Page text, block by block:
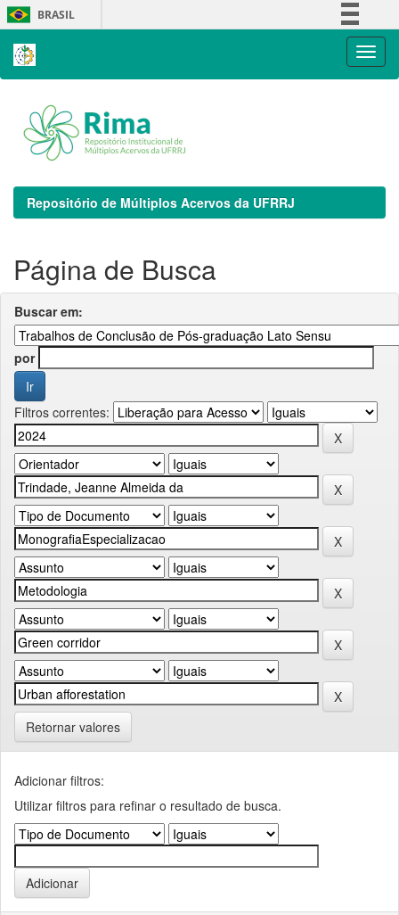
Skip
navigation
BRASIL
Repositório de Múltiplos Acervos da UFRRJ
Página de Busca
Buscar em:
por
Filtros correntes:
Retornar valores
Adicionar filtros:
Utilizar filtros para refinar o resultado de busca.